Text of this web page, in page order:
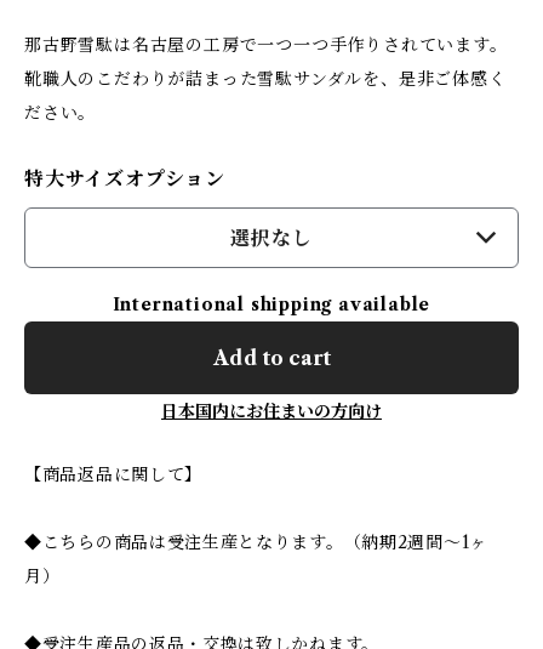
那古野雪駄は名古屋の工房で一つ一つ手作りされています。
靴職人のこだわりが詰まった雪駄サンダルを、是非ご体感く
ださい。
特大サイズオプション
選択なし
International shipping available
Add to cart
日本国内にお住まいの方向け
【商品返品に関して】
◆こちらの商品は受注生産となります。（納期2週間～1ヶ
月）
◆受注生産品の返品・交換は致しかねます。